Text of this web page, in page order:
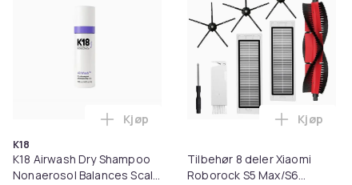
K18
K18 Airwash Dry Shampoo
Nonaerosol Balances Scalp
Legg K18 Airwash Dry Shampoo
Kjøp
Tilbehør 8 deler Xiaomi
Roborock S5 Max/S6
Legg
Kjøp